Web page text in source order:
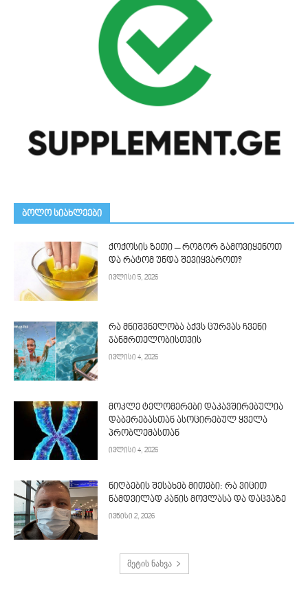
ᲑᲝᲚᲝ ᲡᲘᲐᲮᲚᲔᲔᲑᲘ
ქოქოსის ზეთი – როგორ გამოვიყენოთ
და რატომ უნდა შევიყვაროთ?
ივლისი 5, 2026
რა მნიშვნელობა აქვს ცურვას ჩვენი
ჯანმრთელობისთვის
ივლისი 4, 2026
მოკლე ტელომერები დაკავშირებულია
დაბერებასთან ასოცირებულ ყველა
პრობლემასთან
ივლისი 4, 2026
ნიღბების შესახებ მითები: რა ვიცით
ნამდვილად კანის მოვლასა და დაცვაზე
ივნისი 2, 2026
მეტის ნახვა